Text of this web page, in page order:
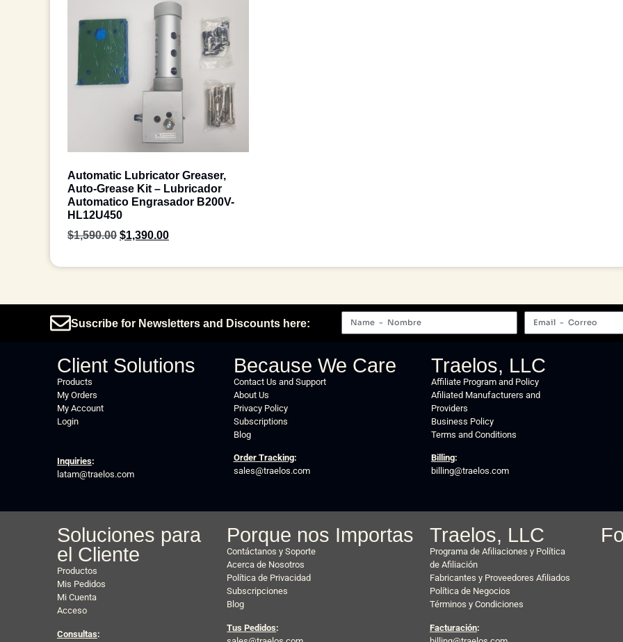
Automatic Lubricator Greaser,
Auto-Grease Kit – Lubricador
Automatico Engrasador B200V-
HL12U450
$1,590.00 $1,390.00
Suscribe for Newsletters and Discounts here:
Client Solutions
Products
My Orders
My Account
Login
Inquiries:
latam@traelos.com
Because We Care
Contact Us and Support
About Us
Privacy Policy
Subscriptions
Blog
Order Tracking:
sales@traelos.com
Traelos, LLC
Affiliate Program and Policy
Afiliated Manufacturers and
Providers
Business Policy
Terms and Conditions
Billing:
billing@traelos.com
Soluciones para
el Cliente
Productos
Mis Pedidos
Mi Cuenta
Acceso
Consultas:
Porque nos Importas
Contáctanos y Soporte
Acerca de Nosotros
Política de Privacidad
Subscripciones
Blog
Tus Pedidos:
Traelos, LLC
Programa de Afiliaciones y Política
de Afiliación
Fabricantes y Proveedores Afiliados
Política de Negocios
Términos y Condiciones
Facturación: